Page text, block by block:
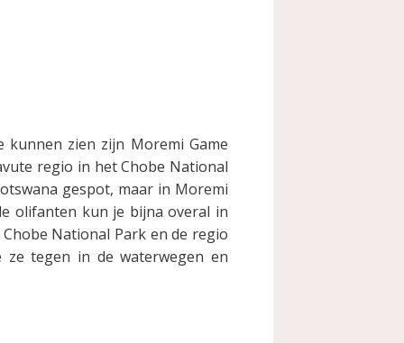
zien zijn Moremi Game
regio in het Chobe National
gespot, maar in Moremi
olifanten kun je bijna overal in
National Park en de regio
ze tegen in de waterwegen en